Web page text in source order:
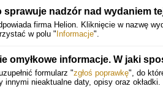
sprawuje nadzór nad wydaniem
firma Helion. Kliknięcie w nazwę
w polu " Informacje".
omyłkowe informacje. W jaki
formularz "zgłoś poprawkę", do
innymi nieaktualne daty, opisy oraz okładki.